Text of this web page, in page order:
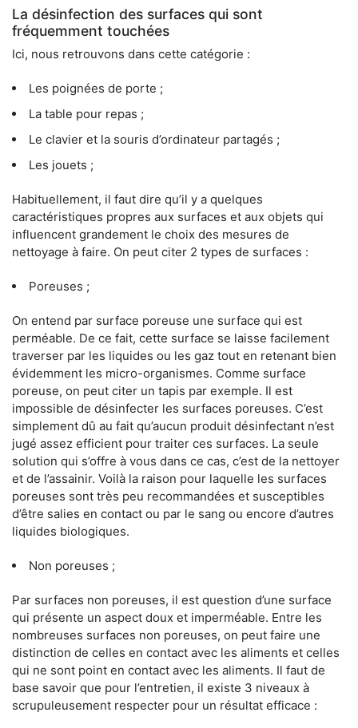
La désinfection des surfaces qui sont
fréquemment touchées
Ici, nous retrouvons dans cette catégorie :
Les poignées de porte ;
La table pour repas ;
Le clavier et la souris d’ordinateur partagés ;
Les jouets ;
Habituellement, il faut dire qu’il y a quelques
caractéristiques propres aux surfaces et aux objets qui
influencent grandement le choix des mesures de
nettoyage à faire. On peut citer 2 types de surfaces :
Poreuses ;
On entend par surface poreuse une surface qui est
perméable. De ce fait, cette surface se laisse facilement
traverser par les liquides ou les gaz tout en retenant bien
évidemment les micro-organismes. Comme surface
poreuse, on peut citer un tapis par exemple. Il est
impossible de désinfecter les surfaces poreuses. C’est
simplement dû au fait qu’aucun produit désinfectant n’est
jugé assez efficient pour traiter ces surfaces. La seule
solution qui s’offre à vous dans ce cas, c’est de la nettoyer
et de l’assainir. Voilà la raison pour laquelle les surfaces
poreuses sont très peu recommandées et susceptibles
d’être salies en contact ou par le sang ou encore d’autres
liquides biologiques.
Non poreuses ;
Par surfaces non poreuses, il est question d’une surface
qui présente un aspect doux et imperméable. Entre les
nombreuses surfaces non poreuses, on peut faire une
distinction de celles en contact avec les aliments et celles
qui ne sont point en contact avec les aliments. Il faut de
base savoir que pour l’entretien, il existe 3 niveaux à
scrupuleusement respecter pour un résultat efficace :